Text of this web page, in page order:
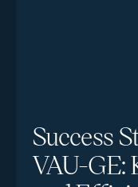
Success
VAU-GE: